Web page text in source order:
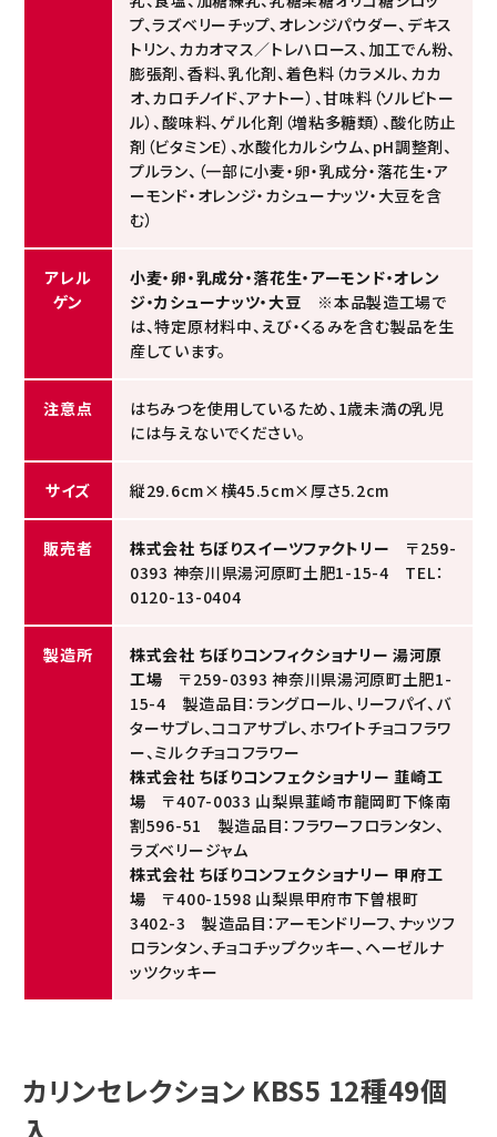
手提げ袋（無料）
包装（包装済）
プ、ラズベリーチップ、オレンジパウダー、デキス
トリン、カカオマス／トレハロース、加工でん粉、
膨張剤、香料、乳化剤、着色料（カラメル、カカ
オ、カロチノイド、アナトー）、甘味料（ソルビトー
ル）、酸味料、ゲル化剤（増粘多糖類）、酸化防止
剤（ビタミンE）、水酸化カルシウム、pH調整剤、
プルラン、（一部に小麦・卵・乳成分・落花生・ア
ーモンド・オレンジ・カシューナッツ・大豆を含
む）
アレル
ゲン
小麦・卵・乳成分・落花生・アーモンド・オレン
ジ・カシューナッツ・大豆 ※本品製造工場で
は、特定原材料中、えび・くるみを含む製品を生
産しています。
注意点
はちみつを使用しているため、1歳未満の乳児
には与えないでください。
サイズ 縦29.6cm×横45.5cm×厚さ5.2cm
販売者 株式会社 ちぼりスイーツファクトリー 〒259-
0393 神奈川県湯河原町土肥1-15-4 TEL：
0120-13-0404
製造所
株式会社 ちぼりコンフィクショナリー 湯河原
工場 〒259-0393 神奈川県湯河原町土肥1-
15-4 製造品目：ラングロール、リーフパイ、バ
ターサブレ、ココアサブレ、ホワイトチョコフラワ
ー、ミルクチョコフラワー
株式会社 ちぼりコンフェクショナリー 韮崎工
場 〒407-0033 山梨県韮崎市龍岡町下條南
割596-51 製造品目：フラワーフロランタン、
ラズベリージャム
株式会社 ちぼりコンフェクショナリー 甲府工
場 〒400-1598 山梨県甲府市下曽根町
3402-3 製造品目：アーモンドリーフ、ナッツフ
ロランタン、チョコチップクッキー、ヘーゼルナ
ッツクッキー
カリンセレクション KBS5 12種49個